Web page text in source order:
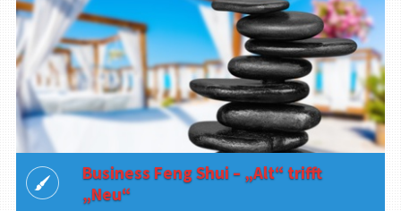
Business Feng Shui – „Alt“ trifft
„Neu“